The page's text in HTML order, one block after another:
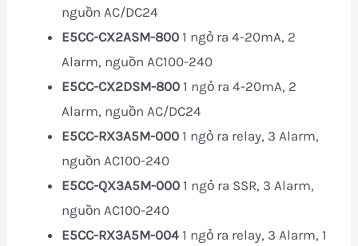
nguồn AC/DC24
E5CC-CX2ASM-8001 ngỏ ra 4-20mA, 2
Alarm, nguồn AC100-240
E5CC-CX2DSM-800 1 ngỏ ra 4-20mA, 2
Alarm, nguồn AC/DC24
E5CC-RX3A5M-0001 ngỏ ra relay, 3 Alarm,
nguồn AC100-240
E5CC-QX3A5M-0001 ngỏ ra SSR, 3 Alarm,
nguồn AC100-240
E5CC-RX3A5M-0041 ngỏ ra relay, 3 Alarm, 1